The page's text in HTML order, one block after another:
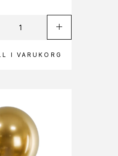
I VARUKORG